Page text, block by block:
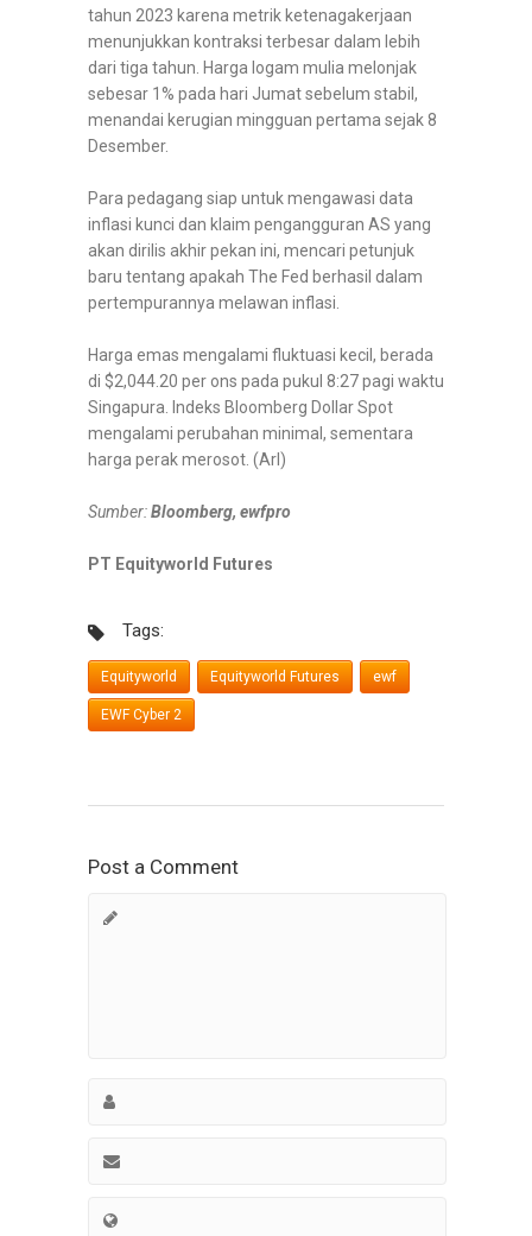
tahun 2023 karena metrik ketenagakerjaan
menunjukkan kontraksi terbesar dalam lebih
dari tiga tahun. Harga logam mulia melonjak
sebesar 1% pada hari Jumat sebelum stabil,
menandai kerugian mingguan pertama sejak 8
Desember.
Para pedagang siap untuk mengawasi data
inflasi kunci dan klaim pengangguran AS yang
akan dirilis akhir pekan ini, mencari petunjuk
baru tentang apakah The Fed berhasil dalam
pertempurannya melawan inflasi.
Harga emas mengalami fluktuasi kecil, berada
di $2,044.20 per ons pada pukul 8:27 pagi waktu
Singapura. Indeks Bloomberg Dollar Spot
mengalami perubahan minimal, sementara
harga perak merosot. (Arl)
Sumber:Bloomberg, ewfpro
PT Equityworld Futures
Tags:
Equityworld Equityworld Futures ewf
EWF Cyber 2
Post a Comment